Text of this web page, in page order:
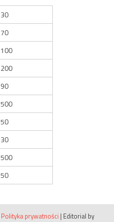
30
70
100
200
90
500
50
30
500
50
Polityka prywatności | Editorial by